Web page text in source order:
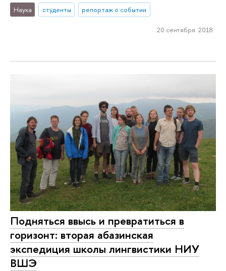
Наука студенты репортаж о событии
20 сентября 2018
Подняться ввысь и превратиться в
горизонт: вторая абазинская
экспедиция школы лингвистики НИУ
ВШЭ